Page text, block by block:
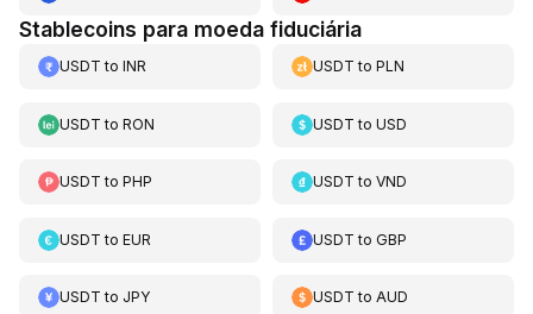
Stablecoins para moeda fiduciária
USDT to INR USDT toPLN
USDT to RON USDT toUSD
USDT to PHP USDT toVND
USDT to EUR USDT toGBP
USDT to JPY USDT toAUD